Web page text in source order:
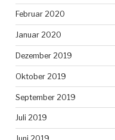
Februar 2020
Januar 2020
Dezember 2019
Oktober 2019
September 2019
Juli 2019